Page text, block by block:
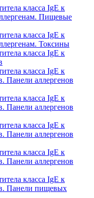
класса IgE к
Пищевые
класса IgE к
Токсины
класса IgE к
класса IgE к
Панели аллергенов
класса IgE к
Панели аллергенов
класса IgE к
Панели аллергенов
класса IgE к
Панели аллергенов
класса IgE к
Панели пищевых